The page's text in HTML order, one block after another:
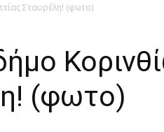
Σταυρέλη! (φωτο)
(φωτο)